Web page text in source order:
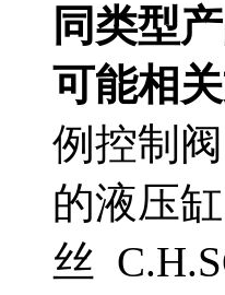
同类型
可能相关
例控制
的液压
丝